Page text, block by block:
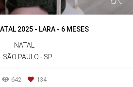
2025 - LARA - 6 MESES
NATAL
SÃO PAULO - SP
642 134